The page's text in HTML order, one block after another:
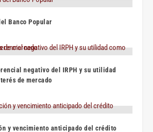
Banco Popular
negativo del IRPH y su utilidad
de mercado
y vencimiento anticipado del crédito